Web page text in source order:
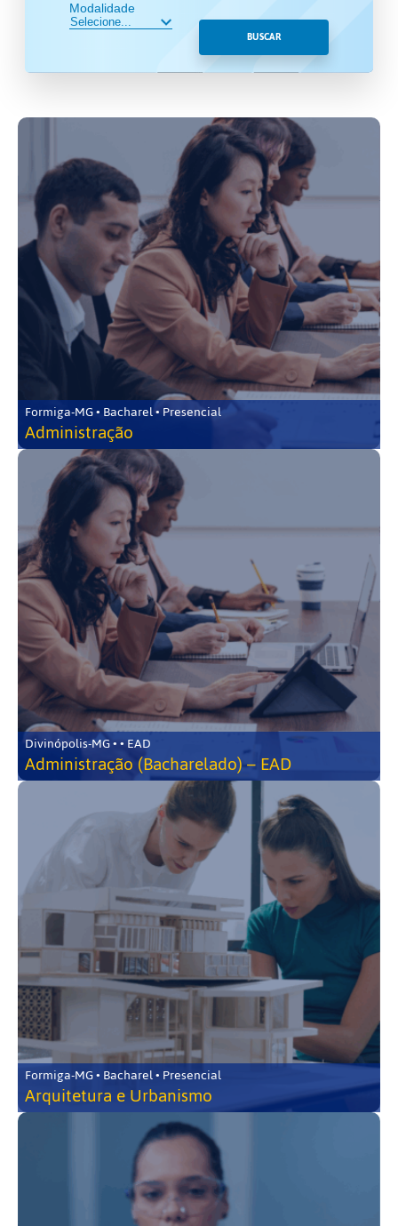
Modalidade
BUSCAR
Formiga-MG • Bacharel • Presencial
Administração
Divinópolis-MG • • EAD
Administração (Bacharelado) – EAD
Formiga-MG • Bacharel • Presencial
Arquitetura e Urbanismo